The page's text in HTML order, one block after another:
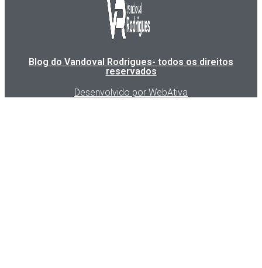
Blog do Vandoval Rodrigues- todos os direitos
reservados
Desenvolvido por WebAtiva